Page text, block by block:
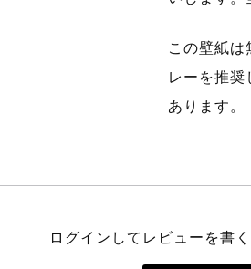
この壁紙
レーを推奨
あります。
ログインしてレビューを書